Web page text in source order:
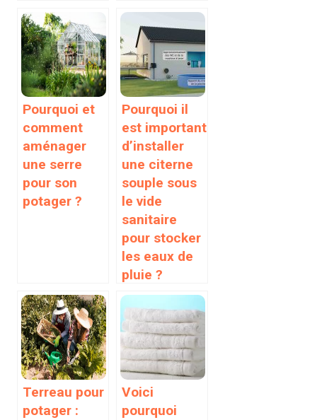
Pourquoi et
comment
aménager
une serre
pour son
potager ?
Pourquoi il
est important
d’installer
une citerne
souple sous
le vide
sanitaire
pour stocker
les eaux de
pluie ?
Terreau pour
potager :
Voici
pourquoi